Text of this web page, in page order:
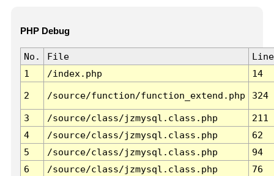
PHP Debug
No. File
Line
1
/index.php 14
2 /source/function/function_extend.php 324
3 /source/class/jzmysql.class.php
211
4
/source/class/jzmysql.class.php
62
5
/source/class/jzmysql.class.php
94
6
/source/class/jzmysql.class.php 76